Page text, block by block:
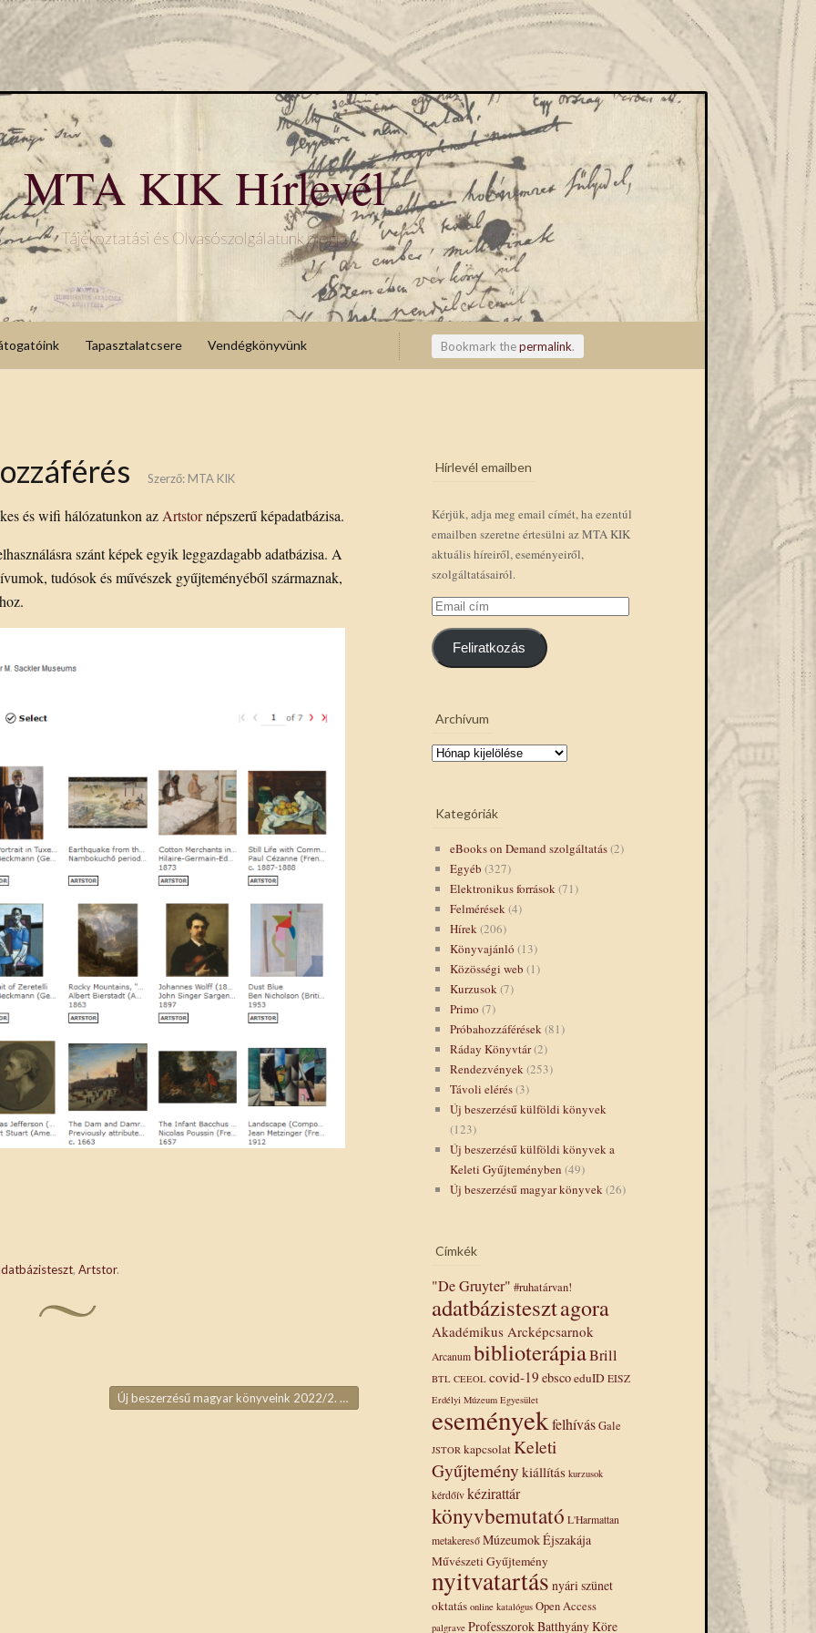
MTA KIK Hírlevél
Tájékoztatási és Olvasószolgálatunk blogja
Tapasztalatcsere Vendégkönyvünk Bookmark thepermalink.
Szerző: MTA KIK
és wifi hálózatunkon az Artstornépszerű képadatbázisa.
szánt képek egyik leggazdagabb adatbázisa. A
tudósok és művészek gyűjteményéből származnak,
, Artstor.
Új beszerzésű magyar könyveink 2022/2.
→
Hírlevél emailben
Kérjük, adja meg email címét, ha ezentúl
emailben szeretne értesülni az MTA KIK
aktuális híreiről, eseményeiről,
szolgáltatásairól.
Email
cím
Feliratkozás
Archívum
Kategóriák
eBooks on Demand szolgáltatás(2)
Egyéb (327)
Elektronikus források(71)
Felmérések(4)
Hírek(206)
Könyvajánló (13)
Közösségi web (1)
Kurzusok(7)
Primo (7)
Próbahozzáférések(81)
Ráday Könyvtár(2)
Rendezvények(253)
Távoli elérés(3)
Új beszerzésű külföldi könyvek
(123)
Új beszerzésű külföldi könyvek a
Keleti Gyűjteményben (49)
Új beszerzésű magyar könyvek(26)
Címkék
"De Gruyter" #ruhatárvan!
adatbázistesztagora
Akadémikus Arcképcsarnok
Arcanum biblioterápiaBrill
BTL CEEOL covid-19 ebscoeduID EISZ
Erdélyi Múzeum Egyesület
eseményekfelhívásGale
JSTOR kapcsolatKeleti
Gyűjtemény kiállítás kurzusok
kérdőív kézirattár
könyvbemutató L'Harmattan
metakereső Múzeumok Éjszakája
Művészeti Gyűjtemény
nyitvatartás nyári szünet
oktatás online katalógus Open Access
palgrave Professzorok Batthyány Köre